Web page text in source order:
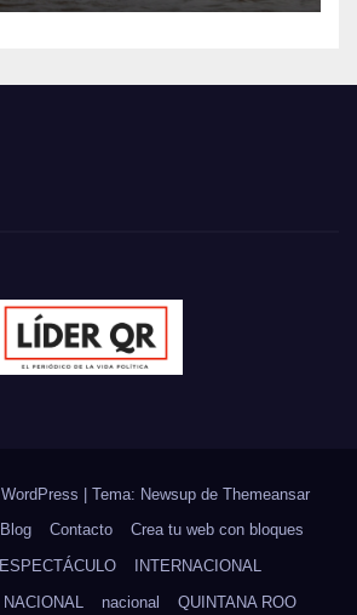
Tema: Newsup de Themeansar
Blog Contacto
Crea tu web con bloques
ESPECTÁCULO
INTERNACIONAL
NACIONAL nacional QUINTANA ROO